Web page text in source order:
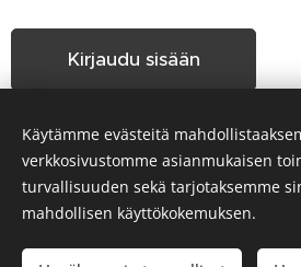
Kirjaudu sisään
Unohditko salasanasi?
Hakunilan Seudun
Käytämme evästeitä
verkkosivustomme asianmukaisen
turvallisuuden sekä tarjotaksemme
mahdollisen käyttökokemuksen.